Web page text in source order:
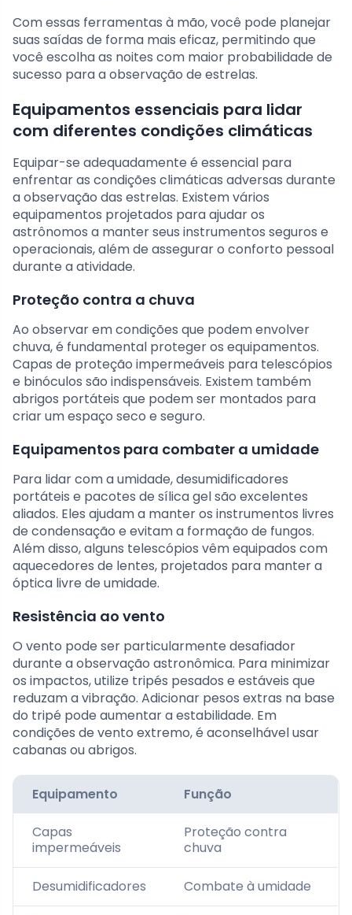
Com essas ferramentas à mão, você pode planejar
suas saídas de forma mais eficaz, permitindo que
você escolha as noites com maior probabilidade de
sucesso para a observação de estrelas.
Equipamentos essenciais para lidar
com diferentes condições climáticas
Equipar-se adequadamente é essencial para
enfrentar as condições climáticas adversas durante
a observação das estrelas. Existem vários
equipamentos projetados para ajudar os
astrônomos a manter seus instrumentos seguros e
operacionais, além de assegurar o conforto pessoal
durante a atividade.
Proteção contra a chuva
Ao observar em condições que podem envolver
chuva, é fundamental proteger os equipamentos.
Capas de proteção impermeáveis para telescópios
e binóculos são indispensáveis. Existem também
abrigos portáteis que podem ser montados para
criar um espaço seco e seguro.
Equipamentos para combater a umidade
Para lidar com a umidade, desumidificadores
portáteis e pacotes de sílica gel são excelentes
aliados. Eles ajudam a manter os instrumentos livres
de condensação e evitam a formação de fungos.
Além disso, alguns telescópios vêm equipados com
aquecedores de lentes, projetados para manter a
óptica livre de umidade.
Resistência ao vento
O vento pode ser particularmente desafiador
durante a observação astronômica. Para minimizar
os impactos, utilize tripés pesados e estáveis que
reduzam a vibração. Adicionar pesos extras na base
do tripé pode aumentar a estabilidade. Em
condições de vento extremo, é aconselhável usar
cabanas ou abrigos.
Equipamento Função
Capas
impermeáveis
Proteção contra
chuva
Desumidificadores Combate à umidade